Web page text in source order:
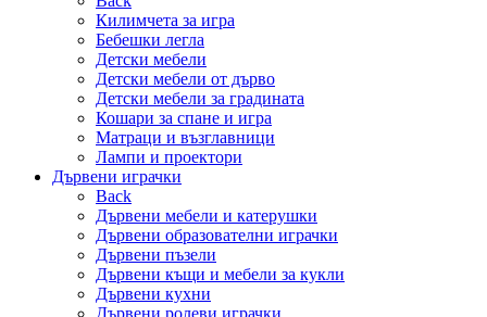
Килимчета за игра
Бебешки легла
Детски мебели
Детски мебели от дърво
Детски мебели за градината
Кошари за спане и игра
Матраци и възглавници
Лампи и проектори
Дървени играчки
Back
Дървени мебели и катерушки
Дървени образователни играчки
Дървени пъзели
Дървени къщи и мебели за кукли
Дървени кухни